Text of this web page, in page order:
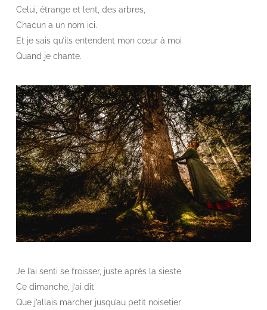
Celui, étrange et lent, des arbres,
Chacun a un nom ici.
Et je sais qu’ils entendent mon cœur à moi
Quand je chante.
Je l’ai senti se froisser, juste après la sieste
Ce dimanche, j’ai dit
Que j’allais marcher jusqu’au petit noisetier